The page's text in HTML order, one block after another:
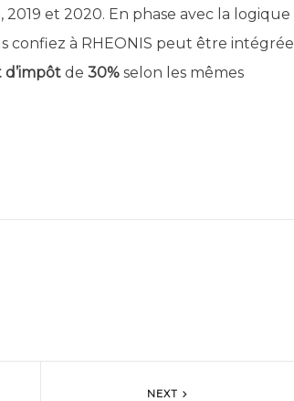
et 2020. En phase avec la logique
confiez à RHEONIS peut être intégrée
de 30% selon les mêmes
NEXT